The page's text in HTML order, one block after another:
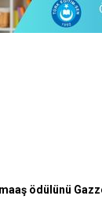
ödülünü